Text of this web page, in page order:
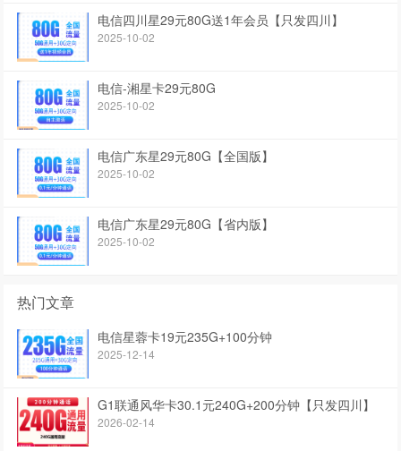
电信四川星29元80G送1年会员【只发四川】
2025-10-02
电信-湘星卡29元80G
2025-10-02
电信广东星29元80G【全国版】
2025-10-02
电信广东星29元80G【省内版】
2025-10-02
热门文章
电信星蓉卡19元235G+100分钟
2025-12-14
G1联通风华卡30.1元240G+200分钟【只发四川】
2026-02-14